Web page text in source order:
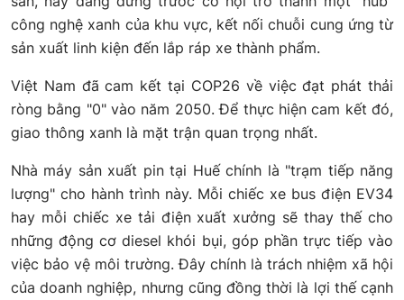
công nghệ xanh của khu vực, kết nối chuỗi cung ứng từ
sản xuất linh kiện đến lắp ráp xe thành phẩm.
Việt Nam đã cam kết tại COP26 về việc đạt phát thải
ròng bằng "0" vào năm 2050. Để thực hiện cam kết đó,
giao thông xanh là mặt trận quan trọng nhất.
Nhà máy sản xuất pin tại Huế chính là "trạm tiếp năng
lượng" cho hành trình này. Mỗi chiếc xe bus điện EV34
hay mỗi chiếc xe tải điện xuất xưởng sẽ thay thế cho
những động cơ diesel khói bụi, góp phần trực tiếp vào
việc bảo vệ môi trường. Đây chính là trách nhiệm xã hội
của doanh nghiệp, nhưng cũng đồng thời là lợi thế cạnh